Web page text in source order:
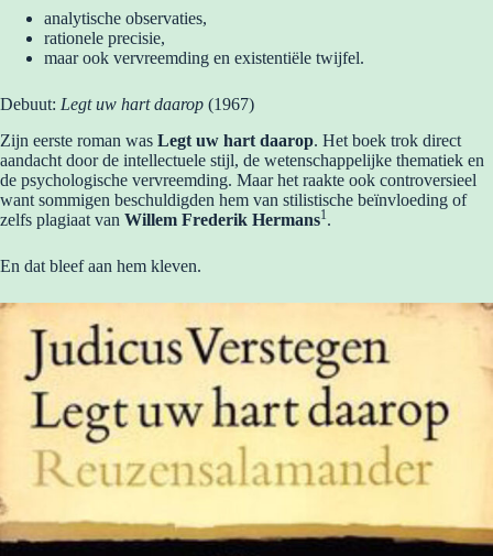
analytische observaties,
rationele precisie,
maar ook vervreemding en existentiële twijfel.
Debuut: Legt uw hart daarop (1967)
Zijn eerste roman was Legt uw hart daarop. Het boek trok direct
aandacht door de intellectuele stijl, de wetenschappelijke thematiek en
de psychologische vervreemding. Maar het raakte ook controversieel
want sommigen beschuldigden hem van stilistische beïnvloeding of
zelfs plagiaat van Willem Frederik Hermans1.
En dat bleef aan hem kleven.